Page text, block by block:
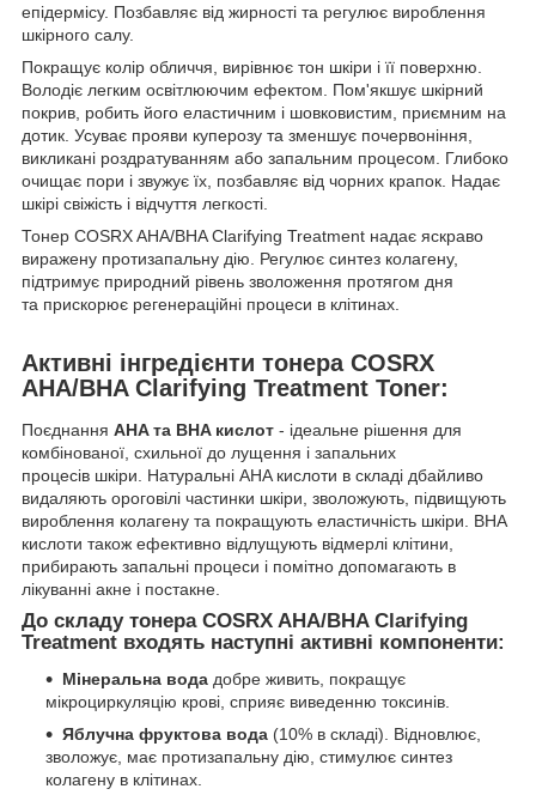
епідермісу. Позбавляє від жирності та регулює вироблення
шкірного салу.
Покращує колір обличчя, вирівнює тон шкіри і її поверхню.
Володіє легким освітлюючим ефектом. Пом'якшує шкірний
покрив, робить його еластичним і шовковистим, приємним на
дотик. Усуває прояви куперозу та зменшує почервоніння,
викликані роздратуванням або запальним процесом. Глибоко
очищає пори і звужує їх, позбавляє від чорних крапок. Надає
шкірі свіжість і відчуття легкості.
Тонер COSRX AHA/BHA Clarifying Treatment надає яскраво
виражену протизапальну дію. Регулює синтез колагену,
підтримує природний рівень зволоження протягом дня
та прискорює регенераційні процеси в клітинах.
Активні інгредієнти тонера COSRX
AHA/BHA Clarifying Treatment Toner:
Поєднання AHA та BHA кислот - ідеальне рішення для
комбінованої, схильної до лущення і запальних
процесів шкіри. Натуральні AHA кислоти в складі дбайливо
видаляють ороговілі частинки шкіри, зволожують, підвищують
вироблення колагену та покращують еластичність шкіри. BHA
кислоти також ефективно відлущують відмерлі клітини,
прибирають запальні процеси і помітно допомагають в
лікуванні акне і постакне.
До складу тонера COSRX AHA/BHA Clarifying
Treatment входять наступні активні компоненти:
Мінеральна вода добре живить, покращує
мікроциркуляцію крові, сприяє виведенню токсинів.
Яблучна фруктова вода (10% в складі). Відновлює,
зволожує, має протизапальну дію, стимулює синтез
колагену в клітинах.